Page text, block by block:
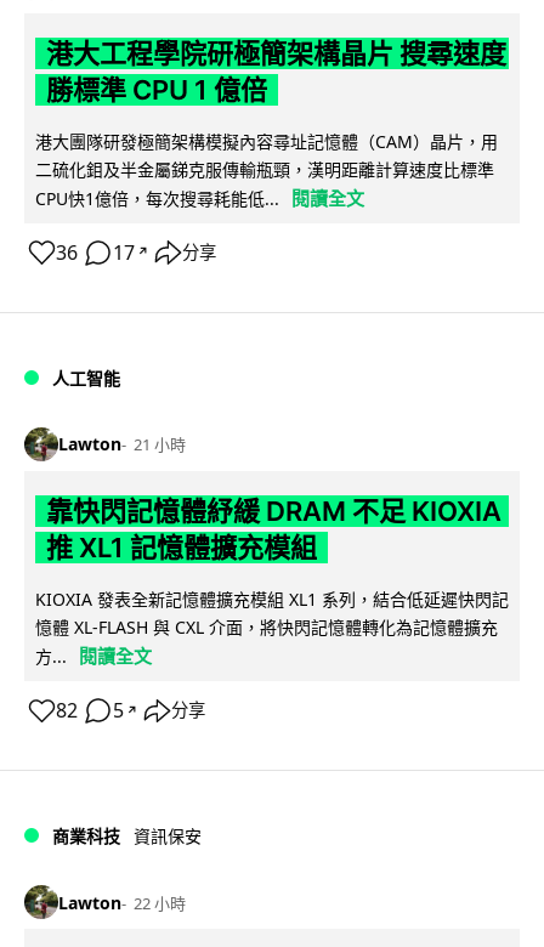
港大工程學院研極簡架構晶片 搜尋速度
勝標準 CPU 1 億倍
港大團隊研發極簡架構模擬內容尋址記憶體（CAM）晶片，用
二硫化鉬及半金屬銻克服傳輸瓶頸，漢明距離計算速度比標準
CPU快1億倍，每次搜尋耗能低...
閱讀全文
36 17 ↗ 分享
人工智能
Lawton 21 小時
靠快閃記憶體紓緩 DRAM 不足 KIOXIA
推 XL1 記憶體擴充模組
KIOXIA 發表全新記憶體擴充模組 XL1 系列，結合低延遲快閃記
憶體 XL-FLASH 與 CXL 介面，將快閃記憶體轉化為記憶體擴充
方...
閱讀全文
82 5 ↗ 分享
商業科技 資訊保安
Lawton 22 小時